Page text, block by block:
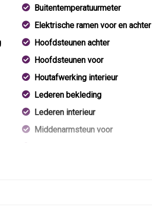
Buitentemperatuurmeter
Elektrische ramen voor en achter
Hoofdsteunen achter
Hoofdsteunen voor
Houtafwerking interieur
Lederen bekleding
Lederen interieur
Middenarmsteun voor